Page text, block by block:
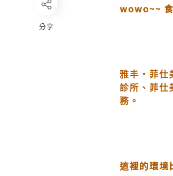
分享
wowo~~
雅丰‧菲仕
診所、菲仕
務。
這裡的環境